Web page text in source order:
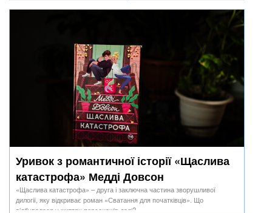
Уривок з романтичної історії «Щаслива
катастрофа» Медді Довсон
«Щаслива катастрофа» – друга і заключна частина зворушливої
дилогії, яку відкриває роман «Сватання для початківців». Що
відбувалося у життях персонажів далі?